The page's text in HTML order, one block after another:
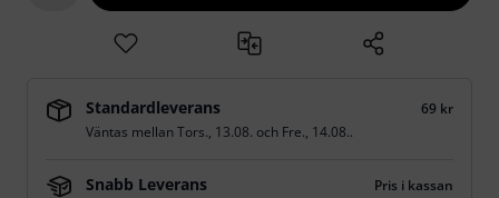
Standardleverans
69 kr
Väntas mellanTors., 13.08. och Fre., 14.08..
Snabb Leverans
Pris i kassan